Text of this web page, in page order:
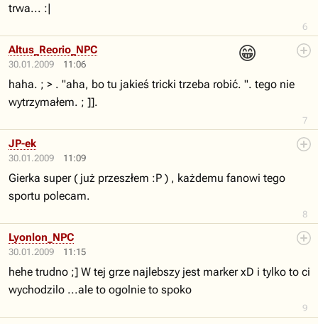
6
trwa... :|
30.01.2009 11:06
😁
7
Altus_Reorio_NPC
haha. ; > . "aha, bo tu jakieś tricki trzeba robić. ". tego nie
wytrzymałem. ; ]].
30.01.2009 11:09
8
JP-ek
Gierka super ( już przeszłem :P ) , każdemu fanowi tego
sportu polecam.
30.01.2009 11:15
9
Lyonlon_NPC
hehe trudno ;] W tej grze najlebszy jest marker xD i tylko to ci
wychodzilo ...ale to ogolnie to spoko